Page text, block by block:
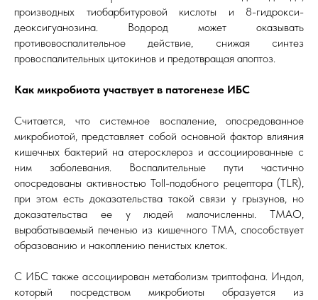
производных тиобарбитуровой кислоты и 8-гидрокси-
деоксигуанозина. Водород может оказывать
противовоспалительное действие, снижая синтез
провоспалительных цитокинов и предотвращая апоптоз.
Как микробиота участвует в патогенезе ИБС
Считается, что системное воспаление, опосредованное
микробиотой, представляет собой основной фактор влияния
кишечных бактерий на атеросклероз и ассоциированные с
ним заболевания. Воспалительные пути частично
опосредованы активностью Toll-подобного рецептора (TLR),
при этом есть доказательства такой связи у грызунов, но
доказательства ее у людей малочисленны. ТМАО,
вырабатываемый печенью из кишечного ТМА, способствует
образованию и накоплению пенистых клеток.
С ИБС также ассоциирован метаболизм триптофана. Индол,
который посредством микробиоты образуется из